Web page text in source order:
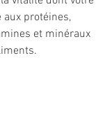
aux protéines,
et minéraux